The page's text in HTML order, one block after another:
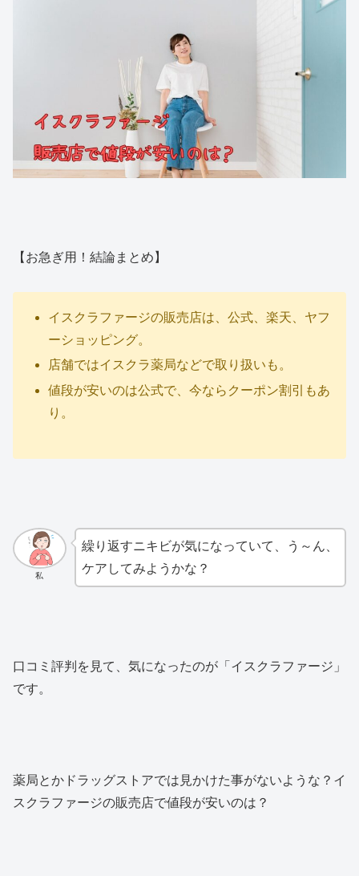
【お急ぎ用！結論まとめ】
イスクラファージの販売店は、公式、楽天、ヤフ
ーショッピング。
店舗ではイスクラ薬局などで取り扱いも。
値段が安いのは公式で、今ならクーポン割引もあ
り。
私
繰り返すニキビが気になっていて、う～ん、
ケアしてみようかな？
口コミ評判を見て、気になったのが「イスクラファージ」
です。
薬局とかドラッグストアでは見かけた事がないような？イ
スクラファージの販売店で値段が安いのは？